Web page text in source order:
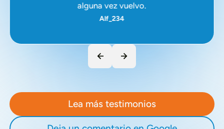
alguna vez vuelvo.
Alf_234
Lea más testimonios